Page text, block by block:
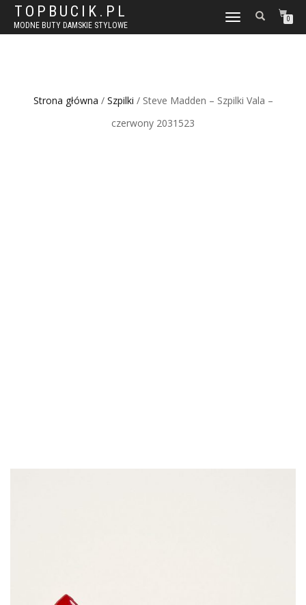
TOPBUCIK.PL
MODNE BUTY DAMSKIE STYLOWE
WŁĄCZ
NAWIGACJĘ
0
Strona główna / Szpilki / Steve Madden – Szpilki Vala –
czerwony 2031523